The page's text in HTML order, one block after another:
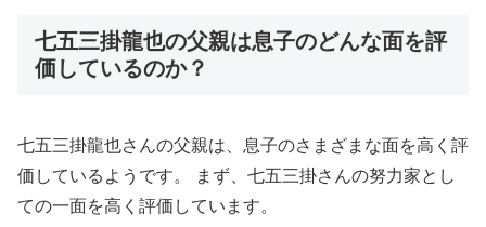
七五三掛龍也の父親は息子のどんな面を評
価しているのか？
七五三掛龍也さんの父親は、息子のさまざまな面を高く評
価しているようです。 まず、七五三掛さんの努力家とし
ての一面を高く評価しています。